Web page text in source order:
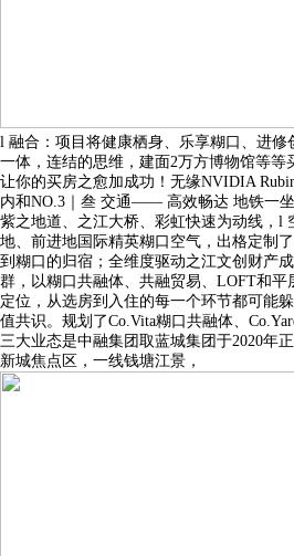
l 融合：项目将健康栖身、乐享糊口、进修
一体，连结的思维，建面2万方博物馆等等
让你的买房之愈加成功！无缘NVIDIA
内和NO.3｜叁 交通—— 高效畅达 地铁一
紫之地道、之江大桥、彩虹快速为动线，l
地、前进地国际精英糊口空气，出格定制
到糊口的归宿；全维度驱动之江文创财产
群，以糊口共融体、共融贸易、LOFT和
定位，从选房到入住的每一个环节都可能
值共识。规划了Co.Vita糊口共融体、
三大业态是中融集团取蓝城集团于2020
新城焦点区，一线钱塘江景，